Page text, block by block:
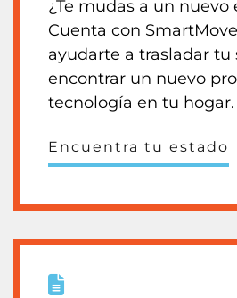
¿Te mudas a un nuevo
Cuenta con
ayudarte a trasladar tu
encontrar un nuevo
tecnología en tu hogar.
Encuentra tu estado